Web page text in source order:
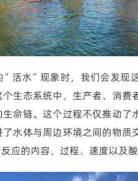
”活水”现象时，我们会发现
生态系统中，生产者、消
命链。这个过程不仅推动
水体与周边环境之间的物
应的内容、过程、速度以及